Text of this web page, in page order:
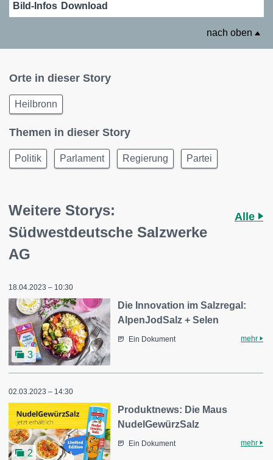
Bild-Infos Download
nach oben
Orte in dieser Story
Heilbronn
Themen in dieser Story
Politik Parlament Regierung Partei
Weitere Storys:
Südwestdeutsche Salzwerke
AG
Alle
18.04.2023 – 10:30
3
Die Innovation im Salzregal:
AlpenJodSalz + Selen
Ein Dokument mehr
02.03.2023 – 14:30
2
Produktnews: Die Maus
NudelGewürzSalz
Ein Dokument mehr